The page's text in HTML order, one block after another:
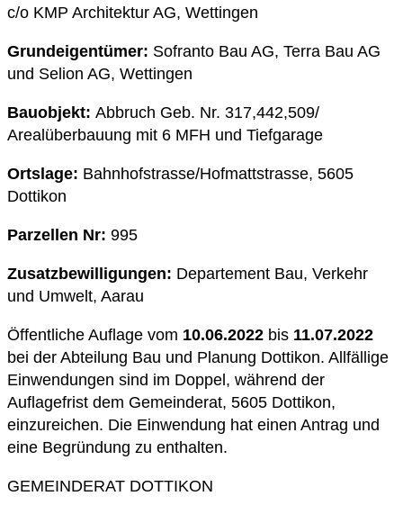
c/o KMP Architektur AG, Wettingen
Grundeigentümer: Sofranto Bau AG, Terra Bau AG
und Selion AG, Wettingen
Bauobjekt: Abbruch Geb. Nr. 317,442,509/
Arealüberbauung mit 6 MFH und Tiefgarage
Ortslage: Bahnhofstrasse/Hofmattstrasse, 5605
Dottikon
Parzellen Nr: 995
Zusatzbewilligungen: Departement Bau, Verkehr
und Umwelt, Aarau
Öffentliche Auflage vom 10.06.2022 bis 11.07.2022
bei der Abteilung Bau und Planung Dottikon. Allfällige
Einwendungen sind im Doppel, während der
Auflagefrist dem Gemeinderat, 5605 Dottikon,
einzureichen. Die Einwendung hat einen Antrag und
eine Begründung zu enthalten.
GEMEINDERAT DOTTIKON